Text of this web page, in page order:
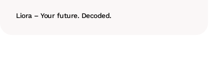
Liora – Your future. Decoded.